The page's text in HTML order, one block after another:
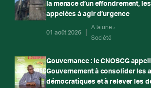
la menace d’un effondrement,
appelées à agir d’urgence
01 août 2026
A la une
Société
Gouvernance : le CNOSCG
Gouvernement à consolider les
démocratiques et à relever les